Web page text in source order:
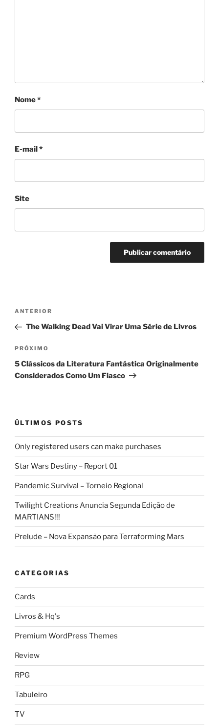
Nome*
E-mail*
Site
Navegação
Post
Post
anterior
ANTERIOR
The Walking Dead Vai Virar Uma Série de Livros
Próximo
post
PRÓXIMO
5 Clássicos da Literatura Fantástica Originalmente
Considerados Como Um Fiasco
ÚLTIMOS POSTS
Only registered users can make purchases
Star Wars Destiny – Report 01
Pandemic Survival – Torneio Regional
Twilight Creations Anuncia Segunda Edição de
MARTIANS!!!
Prelude – Nova Expansão para Terraforming Mars
CATEGORIAS
Cards
Livros & Hq's
Premium WordPress Themes
Review
RPG
Tabuleiro
TV